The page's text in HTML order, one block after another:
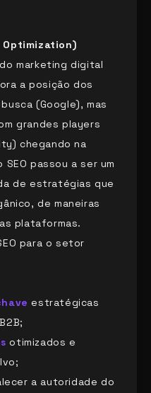
Optimization)
marketing digital
a posição dos
(Google), mas
grandes players
chegando na
passou a ser um
de estratégias que
de maneiras
plataformas.
para o setor
estratégicas
otimizados e
a autoridade do